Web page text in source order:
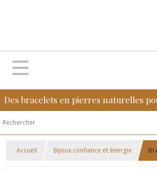
Des bracelets en pierres naturelles
Accueil Bijoux confiance et énergie